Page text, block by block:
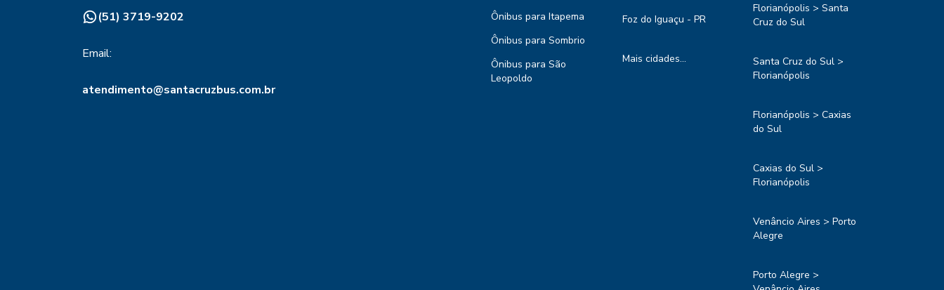
(51) 3719-9202
Email:
atendimento@santacruzbus.com.br
Ônibus para Itapema
Ônibus para Sombrio
Ônibus para São
Leopoldo
Foz do Iguaçu - PR
Mais cidades...
Florianópolis > Santa
Cruz do Sul
Santa Cruz do Sul >
Florianópolis
Florianópolis > Caxias
do Sul
Caxias do Sul >
Florianópolis
Venâncio Aires > Porto
Alegre
Porto Alegre >